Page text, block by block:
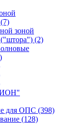
(7)
зоной
(2)
для ОПС (398)
(128)